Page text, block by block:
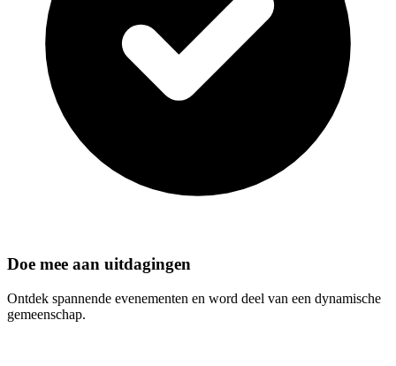
Doe mee aan uitdagingen
Ontdek spannende evenementen en word deel van een dynamische
gemeenschap.